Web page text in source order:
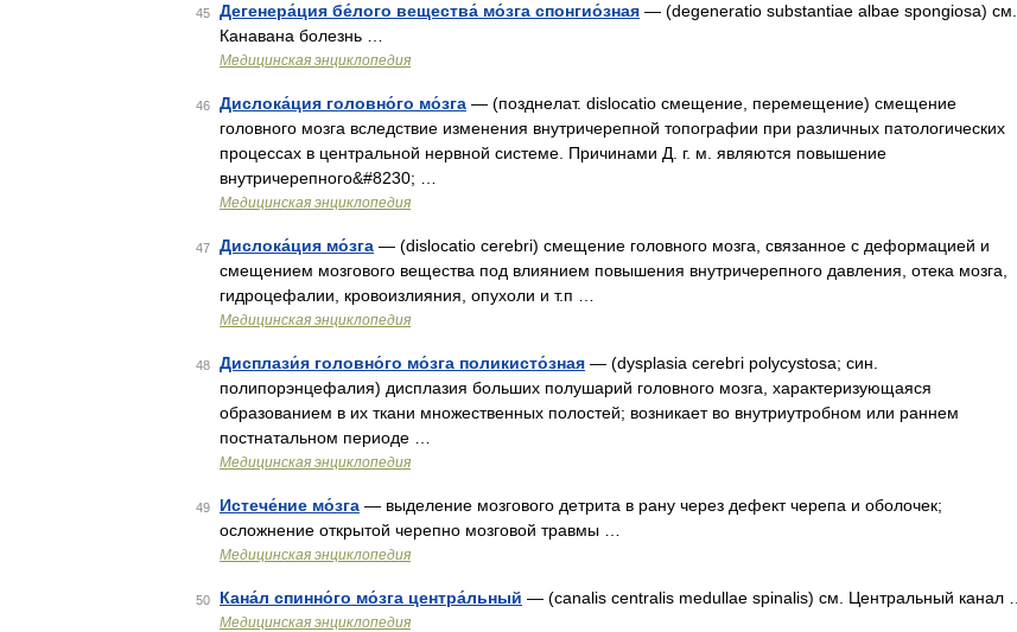
45 Дегенера́ция бе́лого вещества́ мо́зга спонгио́зная — (degeneratio substantiae albae spongiosa) см.
Канавана болезнь …
Медицинская энциклопедия
46 Дислока́ция головно́го мо́зга — (позднелат. dislocatio смещение, перемещение) смещение
головного мозга вследствие изменения внутричерепной топографии при различных патологических
процессах в центральной нервной системе. Причинами Д. г. м. являются повышение
внутричерепного&#8230; …
Медицинская энциклопедия
47 Дислока́ция мо́зга — (dislocatio cerebri) смещение головного мозга, связанное с деформацией и
смещением мозгового вещества под влиянием повышения внутричерепного давления, отека мозга,
гидроцефалии, кровоизлияния, опухоли и т.п …
Медицинская энциклопедия
48 Дисплази́я головно́го мо́зга поликисто́зная — (dysplasia cerebri polycystosa; син.
полипорэнцефалия) дисплазия больших полушарий головного мозга, характеризующаяся
образованием в их ткани множественных полостей; возникает во внутриутробном или раннем
постнатальном периоде …
Медицинская энциклопедия
49 Истече́ние мо́зга — выделение мозгового детрита в рану через дефект черепа и оболочек;
осложнение открытой черепно мозговой травмы …
Медицинская энциклопедия
50 Кана́л спинно́го мо́зга центра́льный — (canalis centralis medullae spinalis) см. Центральный канал …
Медицинская энциклопедия